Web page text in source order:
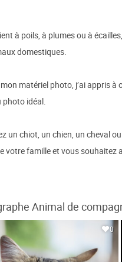
à poils, à plumes ou à
domestiques.
matériel photo, j’ai appris
photo idéal.
un chiot, un chien, un cheval
votre famille et vous souhaitez
Animal de
0